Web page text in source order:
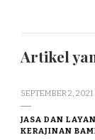
Artikel
SEPTEMBER 2, 2021
JASA DAN
KERAJINAN